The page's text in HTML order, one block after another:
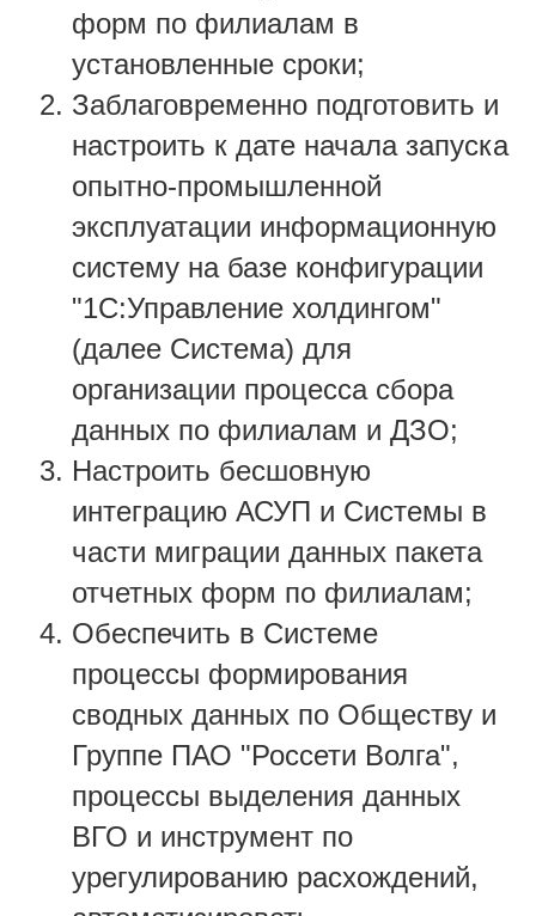
форм по филиалам в
установленные сроки;
Заблаговременно подготовить и
настроить к дате начала запуска
опытно-промышленной
эксплуатации информационную
систему на базе конфигурации
"1С:Управление холдингом"
(далее Система) для
организации процесса сбора
данных по филиалам и ДЗО;
Настроить бесшовную
интеграцию АСУП и Системы в
части миграции данных пакета
отчетных форм по филиалам;
Обеспечить в Системе
процессы формирования
сводных данных по Обществу и
Группе ПАО "Россети Волга",
процессы выделения данных
ВГО и инструмент по
урегулированию расхождений,